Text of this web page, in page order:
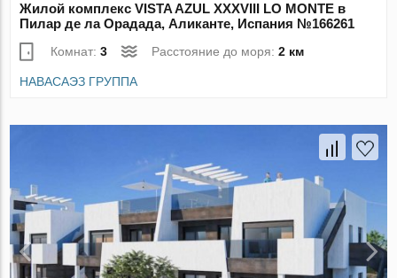
Жилой комплекс VISTA AZUL XXXVIII LO MONTE в
Пилар де ла Орадада, Аликанте, Испания №166261
Комнат:3 Расстояние до моря:2 км
НАВАСАЭЗ ГРУППА